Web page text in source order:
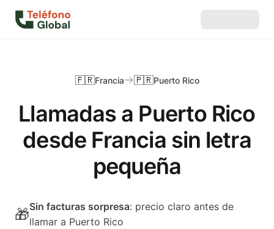
Llamadas a Puerto Rico
desde Francia sin letra
pequeña
🇫🇷Francia 🇵🇷Puerto Rico
🎁Sin facturas sorpresa: precio claro antes de
llamar a Puerto Rico